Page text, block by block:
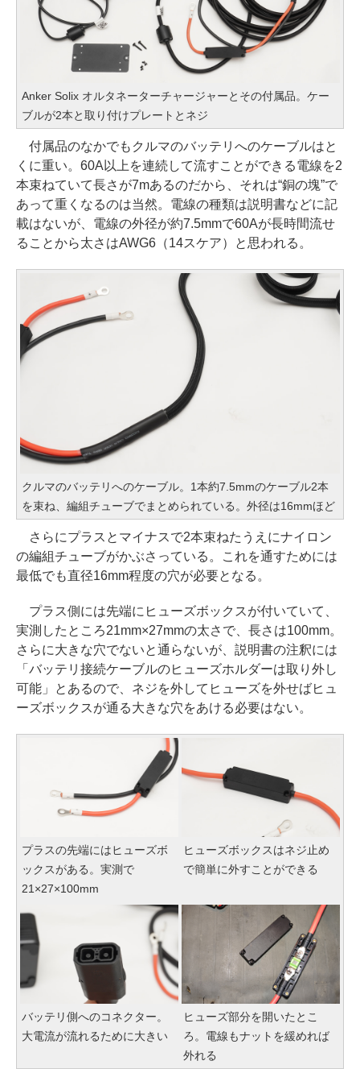
Anker Solix オルタネーターチャージャーとその付属品。ケー
ブルが2本と取り付けプレートとネジ
付属品のなかでもクルマのバッテリへのケーブルはと
くに重い。60A以上を連続して流すことができる電線を2
本束ねていて長さが7mあるのだから、それは“銅の塊”で
あって重くなるのは当然。電線の種類は説明書などに記
載はないが、電線の外径が約7.5mmで60Aが長時間流せ
ることから太さはAWG6（14スケア）と思われる。
クルマのバッテリへのケーブル。1本約7.5mmのケーブル2本
を束ね、編組チューブでまとめられている。外径は16mmほど
さらにプラスとマイナスで2本束ねたうえにナイロン
の編組チューブがかぶさっている。これを通すためには
最低でも直径16mm程度の穴が必要となる。
プラス側には先端にヒューズボックスが付いていて、
実測したところ21mm×27mmの太さで、長さは100mm。
さらに大きな穴でないと通らないが、説明書の注釈には
「バッテリ接続ケーブルのヒューズホルダーは取り外し
可能」とあるので、ネジを外してヒューズを外せばヒュ
ーズボックスが通る大きな穴をあける必要はない。
プラスの先端にはヒューズボ
ックスがある。実測で
21×27×100mm
ヒューズボックスはネジ止め
で簡単に外すことができる
バッテリ側へのコネクター。
大電流が流れるために大きい
ヒューズ部分を開いたとこ
ろ。電線もナットを緩めれば
外れる